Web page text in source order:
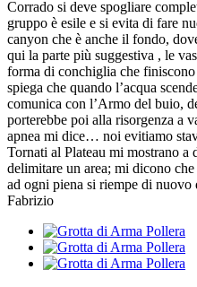
Corrado si deve spogliare
gruppo è esile e si evita di fare
canyon che è anche il fondo,
qui la parte più suggestiva , le
forma di conchiglia che
spiega che quando l’acqua
comunica con l’Armo del buio,
porterebbe poi alla risorgenza a
apnea mi dice… noi evitiamo
Tornati al Plateau mi mostrano a
delimitare un area; mi dicono
ad ogni piena si riempe di nuovo
Fabrizio